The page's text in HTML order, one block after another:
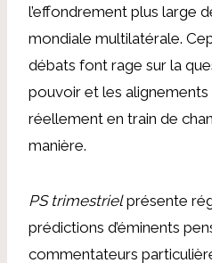
l’effondrement plus large
mondiale multilatérale.
débats font rage sur la
pouvoir et les
réellement en train de
manière.
PS trimestrielprésente
prédictions d’éminents
commentateurs